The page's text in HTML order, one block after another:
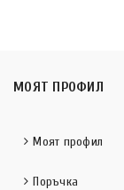
МОЯТ ПРОФИЛ
Моят профил
Поръчка